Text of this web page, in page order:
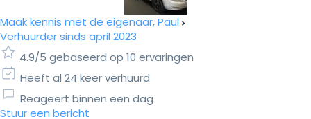
Maak kennis met de eigenaar, Paul
Verhuurder sinds april 2023
4.9/5 gebaseerd op 10 ervaringen
Heeft al 24 keer verhuurd
Reageert binnen een dag
Stuur een bericht